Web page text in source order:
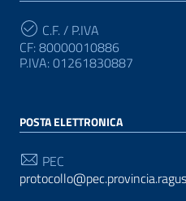
C.F. / P.IVA
CF: 80000010886
P.IVA: 01261830887
POSTA ELETTRONICA
PEC